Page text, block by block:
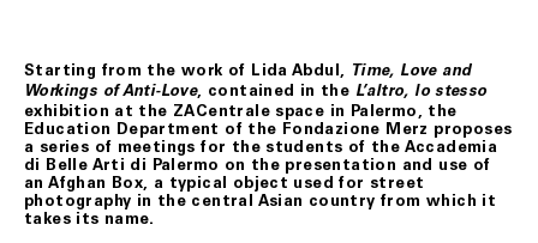
ricevuti.
Il Cliente, se assente al momento della consegna,
troverà un messaggio di avviso di mancata consegna con
la modalità da seguire per concordare la consegna in una
diversa data. Qualora anche il secondo tentativo di
consegna non vada a buon fine, Fondazione Merz, se
informato al riguardo dal corriere, previo contatto col
Cliente, darà istruzioni per la risoluzione del problema.
Starting from the work of Lida Abdul,
Time, Love and
Workings of Anti-Love, contained in the L’altro, lo stesso
exhibition at the ZACentrale space in Palermo, the
Education Department of the Fondazione Merz proposes
a series of meetings for the students of the Accademia
di Belle Arti di Palermo on the presentation and use of
an Afghan Box, a typical object used for street
photography in the central Asian country from which it
takes its name.